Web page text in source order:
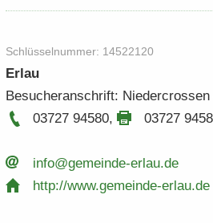
Schlüs­sel­num­mer: 14522120
Erlau
Be­su­cher­an­schrift:
03727 94580, 03727
info@gemeinde-​​erlau.​de
http:/​/​www.​gemeinde-​​erlau.​de